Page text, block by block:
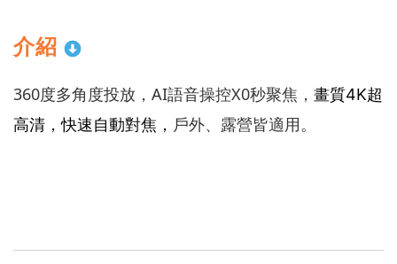
介紹
360度多角度投放， AI語音操控X0秒聚焦， 畫質4K超
高清，快速自動對焦， 戶外、露營皆適用。